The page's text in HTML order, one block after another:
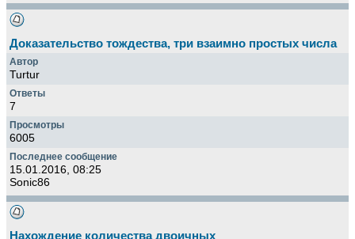
Доказательство тождества, три взаимно простых числа
Turtur
7
6005
15.01.2016, 08:25
Sonic86
Нахождение количества двоичных